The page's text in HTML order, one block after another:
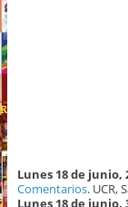
Lunes 18 de junio,
Comentarios. UCR,
Lunes 18 de junio,